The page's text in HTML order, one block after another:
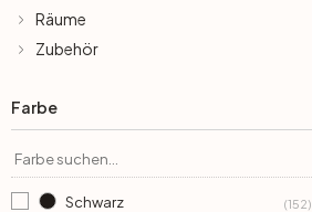
Wohnzimmer
Küche
Wohnzimmer
Bad
Tapeten Grün
Tapeten Türkis
Tapeten Lila & Violett
Räume
Zubehör
Farbe
Schwarz (152)